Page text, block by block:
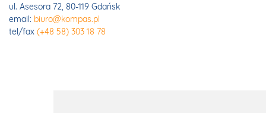
ul. Asesora 72, 80-119 Gdańsk
email: biuro@kompas.pl
tel/fax (+48 58) 303 18 78